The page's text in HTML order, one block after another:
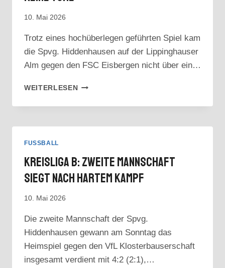
10. Mai 2026
Trotz eines hochüberlegen geführten Spiel kam
die Spvg. Hiddenhausen auf der Lippinghauser
Alm gegen den FSC Eisbergen nicht über ein…
WEITERLESENBEZIRKSLIGA:
CHANCEN,
KEINE
FUSSBALL
Kreisliga B: Zweite Mannschaft
Siegt Nach Hartem Kampf
10. Mai 2026
Die zweite Mannschaft der Spvg.
Hiddenhausen gewann am Sonntag das
Heimspiel gegen den VfL Klosterbauserschaft
insgesamt verdient mit 4:2 (2:1),…